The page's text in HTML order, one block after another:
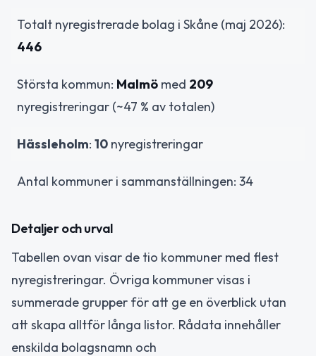
Totalt nyregistrerade bolag i Skåne (maj 2026):
446
Största kommun: Malmö med 209
nyregistreringar (~47 % av totalen)
Hässleholm: 10 nyregistreringar
Antal kommuner i sammanställningen: 34
Detaljer och urval
Tabellen ovan visar de tio kommuner med flest
nyregistreringar. Övriga kommuner visas i
summerade grupper för att ge en överblick utan
att skapa alltför långa listor. Rådata innehåller
enskilda bolagsnamn och